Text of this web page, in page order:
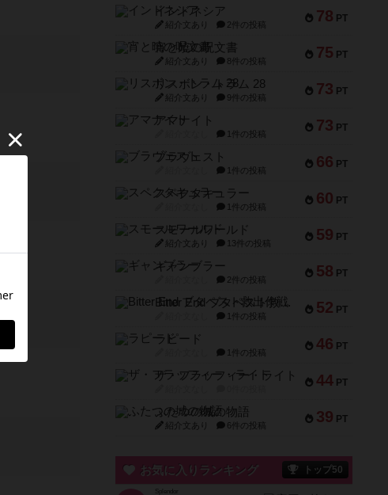
78 PT
インドネシア
紹介文あり 2件の投稿
75 PT
宵と暁の呪文書
紹介文あり 8件の投稿
73 PT
リスボン・トラム 28
紹介文あり 9件の投稿
73 PT
アマナイト
1件の投稿
66 PT
ブラヴェスト
1件の投稿
60 PT
スペクタキュラー
1件の投稿
59 PT
スモールワールド
紹介文あり 13件の投稿
58 PT
ギャンブラー
2件の投稿
52 PT
Bitter End ブタペスト救出作戦
1件の投稿
46 PT
ラピード
1件の投稿
44 PT
ザ・フラッフィー・ライト
39 PT
ふたつの城の物語
紹介文あり 6件の投稿
お気に入りランキング トップ50